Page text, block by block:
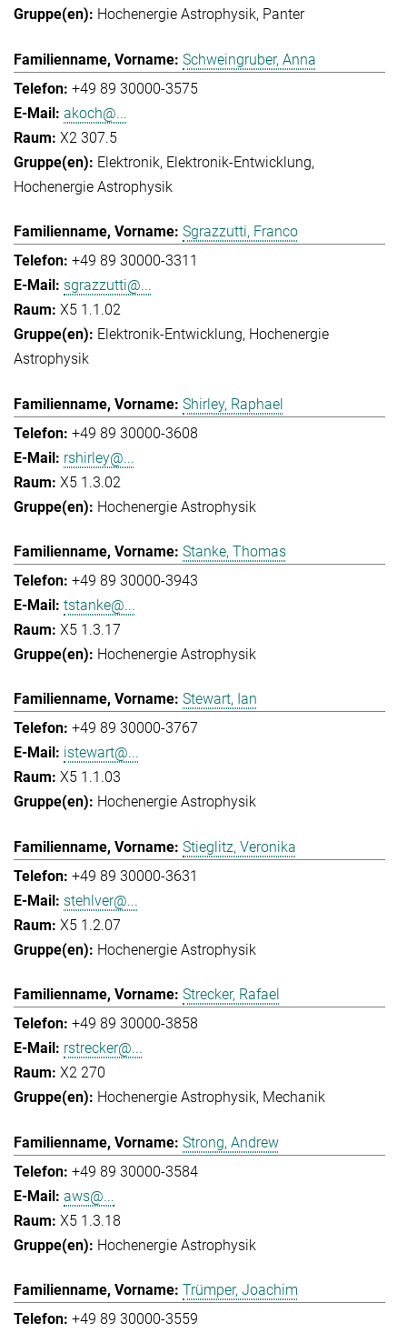
Hochenergie Astrophysik Panter
Schweingruber, Anna
+49 89 30000-3575
akoch@...
X2 307.5
Elektronik Elektronik-Entwicklung
Hochenergie Astrophysik
Sgrazzutti, Franco
+49 89 30000-3311
sgrazzutti@...
X5 1.1.02
Elektronik-Entwicklung Hochenergie
Astrophysik
Shirley, Raphael
+49 89 30000-3608
rshirley@...
X5 1.3.02
Hochenergie Astrophysik
Stanke, Thomas
+49 89 30000-3943
tstanke@...
X5 1.3.17
Hochenergie Astrophysik
Stewart, Ian
+49 89 30000-3767
istewart@...
X5 1.1.03
Hochenergie Astrophysik
Stieglitz, Veronika
+49 89 30000-3631
stehlver@...
X5 1.2.07
Hochenergie Astrophysik
Strecker, Rafael
+49 89 30000-3858
rstrecker@...
X2 270
Hochenergie Astrophysik Mechanik
Strong, Andrew
+49 89 30000-3584
aws@...
X5 1.3.18
Hochenergie Astrophysik
Trümper, Joachim
+49 89 30000-3559